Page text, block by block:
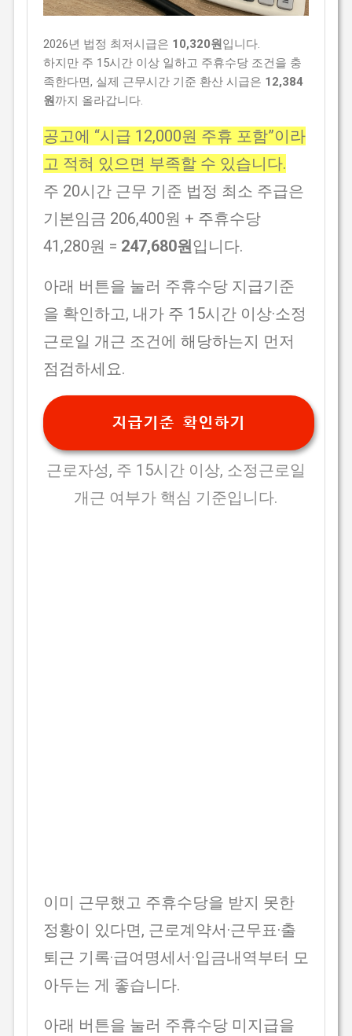
2026년 법정 최저시급은 10,320원입니다.
하지만 주 15시간 이상 일하고 주휴수당 조건을 충
족한다면, 실제 근무시간 기준 환산 시급은 12,384
원까지 올라갑니다.
공고에 “시급 12,000원 주휴 포함”이라
고 적혀 있으면 부족할 수 있습니다.
주 20시간 근무 기준 법정 최소 주급은
기본임금 206,400원 + 주휴수당
41,280원 = 247,680원입니다.
아래 버튼을 눌러 주휴수당 지급기준
을 확인하고, 내가 주 15시간 이상·소정
근로일 개근 조건에 해당하는지 먼저
점검하세요.
지급기준 확인하기
근로자성, 주 15시간 이상, 소정근로일
개근 여부가 핵심 기준입니다.
이미 근무했고 주휴수당을 받지 못한
정황이 있다면, 근로계약서·근무표·출
퇴근 기록·급여명세서·입금내역부터 모
아두는 게 좋습니다.
아래 버튼을 눌러 주휴수당 미지급을